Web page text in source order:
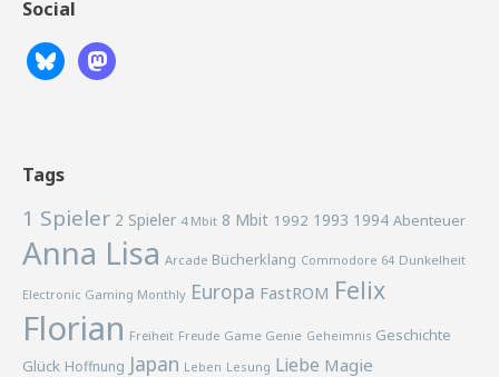
Social
Tags
1 Spieler 2 Spieler 4 Mbit 8 Mbit 1992 1993 1994 Abenteuer
Anna Lisa Arcade Bücherklang Commodore 64 Dunkelheit
Electronic Gaming Monthly Europa FastROM Felix
Florian Freiheit Freude Game Genie Geheimnis Geschichte
Glück Hoffnung Japan Leben Lesung Liebe Magie